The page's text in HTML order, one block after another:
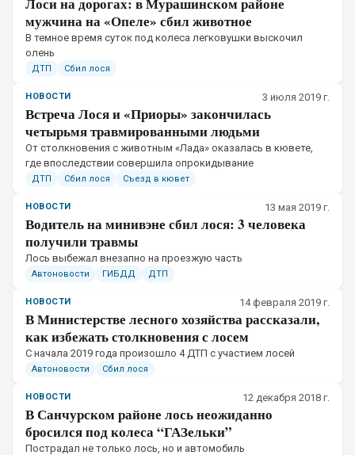
мужчина на «Опеле» сбил животное
​В темное время суток под колеса легковушки выскочил
олень
ДТП Сбил лося
НОВОСТИ 3 июля 2019 г.
Встреча Лося и «Приоры» закончилась
четырьмя травмированными людьми
​От столкновения с животным «Лада» оказалась в кювете,
где впоследствии совершила опрокидывание
ДТП Сбил лося Съезд в кювет
НОВОСТИ 13 мая 2019 г.
Водитель на минивэне сбил лося: 3 человека
получили травмы
​Лось выбежал внезапно на проезжую часть
Автоновости ГИБДД ДТП
НОВОСТИ 14 февраля 2019 г.
В Министерстве лесного хозяйства рассказали,
как избежать столкновения с лосем
​С начала 2019 года произошло 4 ДТП с участием лосей
Автоновости Сбил лося
НОВОСТИ 12 декабря 2018 г.
В Санчурском районе лось неожиданно
бросился под колеса “ГАЗельки”
​Пострадал не только лось, но и автомобиль